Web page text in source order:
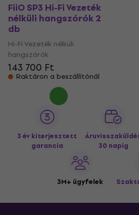
FiiO SP3 Hi-Fi Vezeték
nélküli hangszórók 2
db
Hi-Fi Vezeték nélküli
hangszórók
143 700 Ft
Raktáron a beszállítónál
3 év kiterjesztett
garancia
30 napig
3M+ ügyfelek